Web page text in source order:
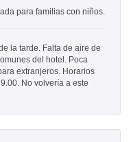
para familias con niños.
la tarde. Falta de aire de
del hotel. Poca
extranjeros. Horarios
No volvería a este